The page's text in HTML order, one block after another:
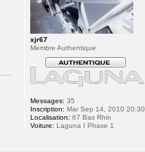
xjr67
Membre Authentique
Messages: 35
Inscription: Mar Sep 14, 2010 20:30
Localisation: 67 Bas Rhin
Voiture: Laguna I Phase 1